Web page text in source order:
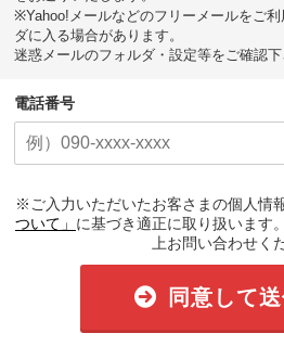
※Yahoo!メールなどのフリーメールをご
ダに入る場合があります。
迷惑メールのフォルダ・設定等をご確認下
電話番号
※ご入力いただいたお客さまの個人情報
ついて」 に基づき適正に取り扱います
上お問い合わせく
同意して